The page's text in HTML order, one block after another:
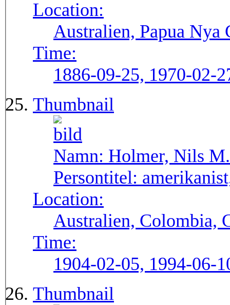
Location:
Australien, Papua Nya
Time:
1886-09-25, 1970-02-
Thumbnail
Namn: Holmer, Nils M.
Persontitel:
Location:
Australien, Colombia,
Time:
1904-02-05, 1994-06-
Thumbnail